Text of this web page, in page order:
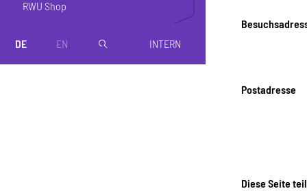
RWU Shop
DE EN magnifier INTERN
Postadresse
Diese Seite